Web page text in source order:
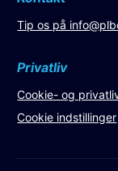
Tip os på
Privatliv
Cookie- og
Cookie indstillinger